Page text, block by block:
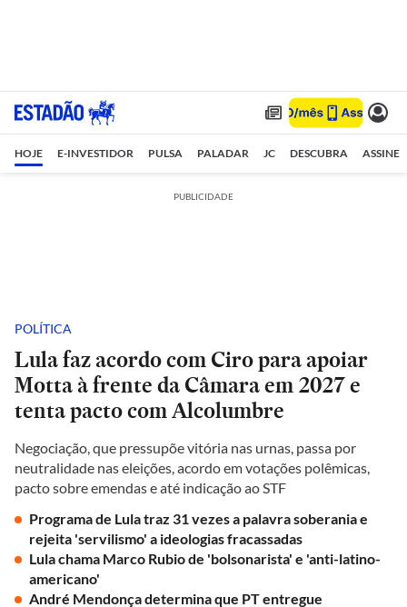
HOJE E-INVESTIDOR PULSA PALADAR JC DESCUBRA ASSINE
PUBLICIDADE
POLÍTICA
Lula faz acordo com Ciro para apoiar
Motta à frente da Câmara em 2027 e
tenta pacto com Alcolumbre
Negociação, que pressupõe vitória nas urnas, passa por
neutralidade nas eleições, acordo em votações polêmicas,
pacto sobre emendas e até indicação ao STF
Programa de Lula traz 31 vezes a palavra soberania e
rejeita 'servilismo' a ideologias fracassadas
Lula chama Marco Rubio de 'bolsonarista' e 'anti-latino-
americano'
André Mendonça determina que PT entregue